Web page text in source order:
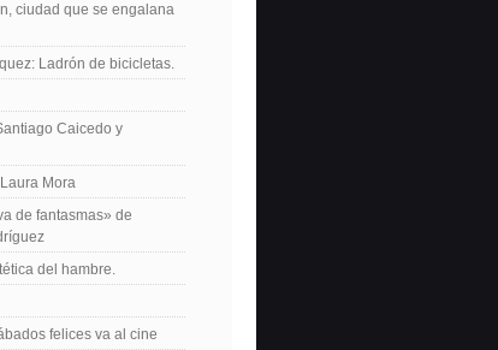
ciudad que se engalana
Ladrón de bicicletas.
Caicedo y
Mora
de fantasmas» de
del hambre.
felices va al cine